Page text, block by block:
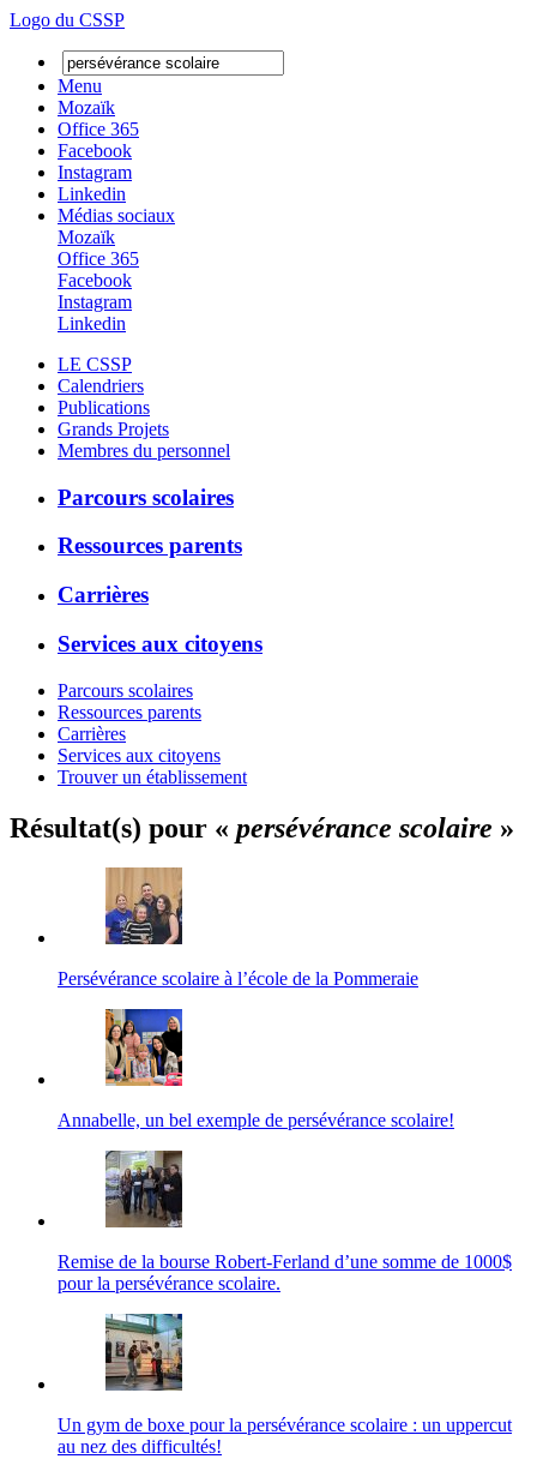
Logo du CSSP
Menu
Mozaïk
Office 365
Facebook
Instagram
Linkedin
Médias sociaux
Mozaïk
Office 365
Facebook
Instagram
Linkedin
LE CSSP
Calendriers
Publications
Grands Projets
Membres du personnel
Parcours scolaires
Ressources parents
Carrières
Services aux citoyens
Parcours scolaires
Ressources parents
Carrières
Services aux citoyens
Trouver un établissement
Résultat(s) pour « persévérance scolaire »
Persévérance scolaire à l’école de la Pommeraie
Annabelle, un bel exemple de persévérance scolaire!
Remise de la bourse Robert-Ferland d’une somme de 1000$
pour la persévérance scolaire.
Un gym de boxe pour la persévérance scolaire : un uppercut
au nez des difficultés!